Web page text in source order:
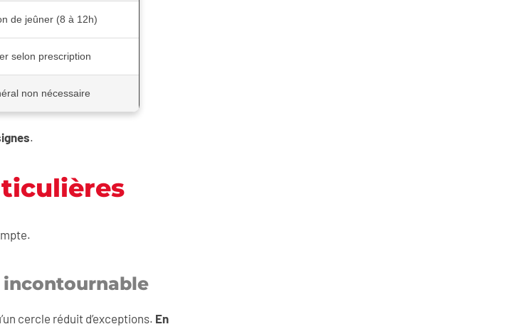
de jeûner (8 à 12h)
selon prescription
non nécessaire
.
incontournable
cercle réduit d’exceptions. En